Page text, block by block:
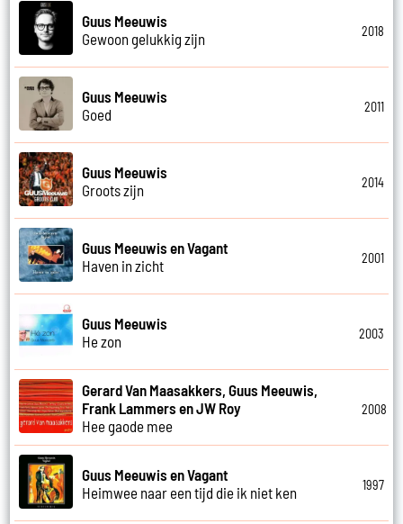
Guus Meeuwis
Gewoon gelukkig zijn
2018
Guus Meeuwis
Goed
2011
Guus Meeuwis
Groots zijn
2014
Guus Meeuwis en Vagant
Haven in zicht
2001
Guus Meeuwis
He zon
2003
Gerard Van Maasakkers, Guus Meeuwis,
Frank Lammers en JW Roy
Hee gaode mee
2008
Guus Meeuwis en Vagant
Heimwee naar een tijd die ik niet ken
1997